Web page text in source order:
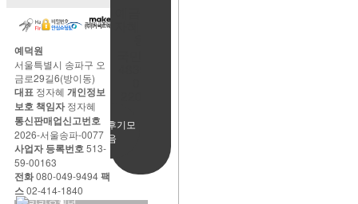
사용후기모
음
예덕원
서울특별시 송파구 오
금로29길6(방이동)
대표 정자혜 개인정보
보호 책임자정자혜
통신판매업신고번호
2026-서울송파-0077
사업자 등록번호513-
59-00163
전화080-049-9494팩
스02-414-1840